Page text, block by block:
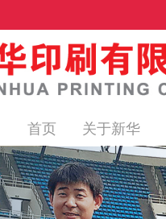
首页 关于新华